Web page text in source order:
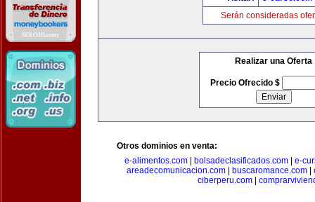
Serán consideradas
Realizar una Oferta
Precio Ofrecido $
Otros dominios en venta:
e-alimentos.com| bolsadeclasificados.com| e-
areadecomunicacion.com| buscaromance.com|
ciberperu.com